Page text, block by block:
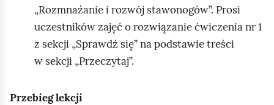
„Rozmnażanie i rozwój stawonogów”. Prosi
uczestników zajęć o rozwiązanie ćwiczenia nr 1
z sekcji „Sprawdź się” na podstawie treści
w sekcji „Przeczytaj”.
Przebieg lekcji